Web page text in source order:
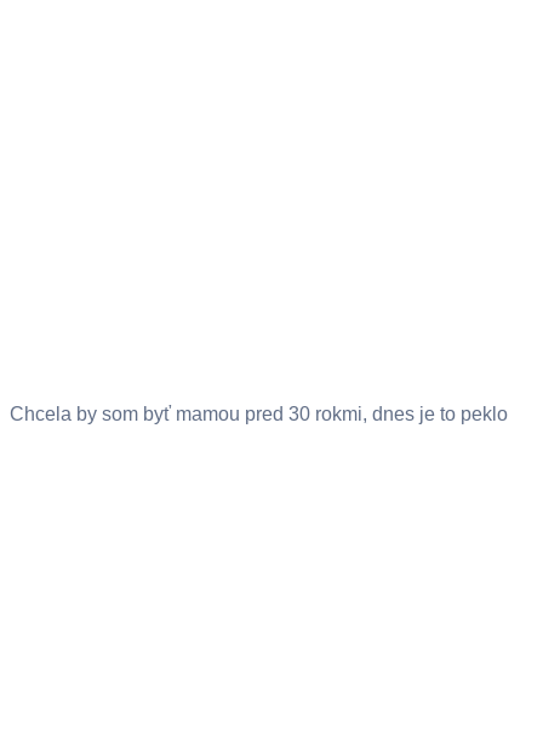
Chcela by som byť mamou pred 30 rokmi, dnes je to peklo